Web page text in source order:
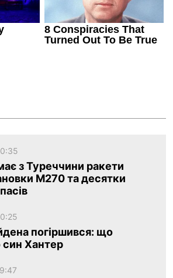
з Туреччини ракети
M270 та десятки
погіршився: що
син Хантер